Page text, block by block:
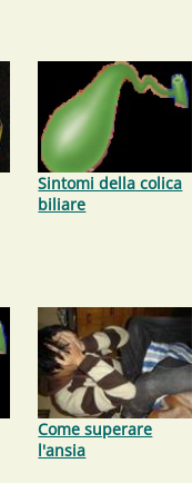
Sintomi della colica
biliare
Come superare
l'ansia